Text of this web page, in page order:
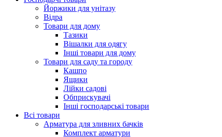
Йоржики для унітазу
Відра
Товари для дому
Тазики
Вішалки для одягу
Інші товари для дому
Товари для саду та городу
Кашпо
Ящики
Лійки садові
Обприскувачі
Інші господарські товари
Всі товари
Арматура для зливних бачків
Комплект арматури